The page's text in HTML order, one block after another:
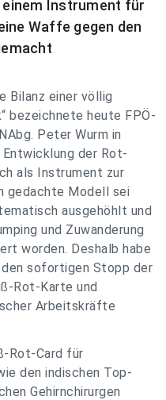
Instrument für
Waffe gegen den
Bilanz einer völlig
bezeichnete heute FPÖ-
Peter Wurm in
der Rot-
als Instrument zur
gedachte Modell sei
ausgehöhlt und
und Zuwanderung
worden. Deshalb habe
den sofortigen Stopp der
Rot-Karte und
Arbeitskräfte
Rot-Card für
den indischen Top-
Gehirnchirurgen